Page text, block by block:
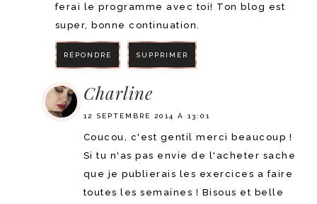
ferai le programme avec toi! Ton blog est
super, bonne continuation.
RÉPONDRE SUPPRIMER
Charline
12 SEPTEMBRE 2014 À 13:01
Coucou, c'est gentil merci beaucoup !
Si tu n'as pas envie de l'acheter sache
que je publierais les exercices a faire
toutes les semaines ! Bisous et belle